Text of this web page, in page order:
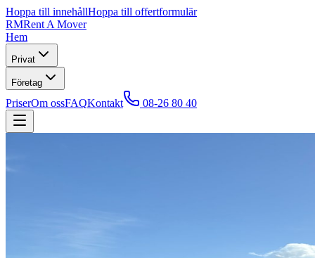
Hoppa till innehållHoppa till offertformulär
RMRent A Mover
Hem
Privat
Företag
PriserOm ossFAQKontakt 08-26 80 40